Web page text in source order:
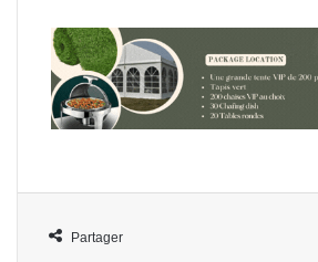
Partager